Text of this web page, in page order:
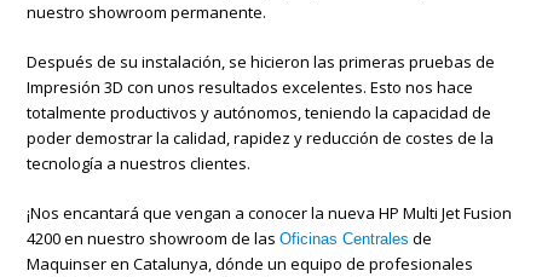
nuestro showroom permanente.
Después de su instalación, se hicieron las primeras pruebas de
Impresión 3D con unos resultados excelentes. Esto nos hace
totalmente productivos y autónomos, teniendo la capacidad de
poder demostrar la calidad, rapidez y reducción de costes de la
tecnología a nuestros clientes.
¡Nos encantará que vengan a conocer la nueva HP Multi Jet Fusion
4200 en nuestro showroom de lasOficinas Centrales de
Maquinser en Catalunya, dónde un equipo de profesionales